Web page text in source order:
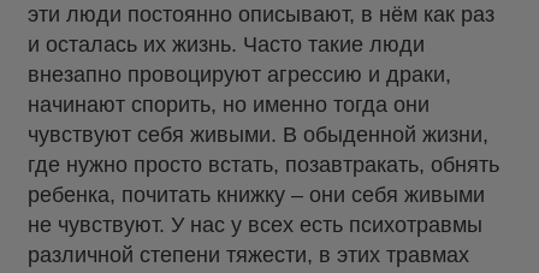
эти люди постоянно описывают, в нём как раз
и осталась их жизнь. Часто такие люди
внезапно провоцируют агрессию и драки,
начинают спорить, но именно тогда они
чувствуют себя живыми. В обыденной жизни,
где нужно просто встать, позавтракать, обнять
ребенка, почитать книжку – они себя живыми
не чувствуют. У нас у всех есть психотравмы
различной степени тяжести, в этих травмах